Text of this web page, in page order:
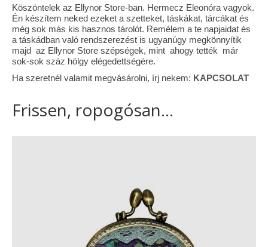
Köszöntelek az Ellynor Store-ban. Hermecz Eleonóra vagyok.
Én készítem neked ezeket a szetteket, táskákat, tárcákat és
még sok más kis hasznos tárolót. Remélem a te napjaidat és
a táskádban való rendszerezést is ugyanúgy megkönnyítik
majd az Ellynor Store szépségek, mint ahogy tették már
sok-sok száz hölgy elégedettségére.
Ha szeretnél valamit megvásárolni, írj nekem: KAPCSOLAT
Frissen, ropogósan...